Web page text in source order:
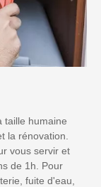
taille humaine
la rénovation.
vous servir et
de 1h. Pour
fuite d'eau,